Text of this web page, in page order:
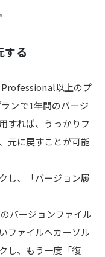
する
以上のプ
ンで1年間のバージ
すれば、うっかりフ
元に戻すことが可能
し、「バージョン履
バージョンファイル
ファイルへカーソル
し、もう一度「復